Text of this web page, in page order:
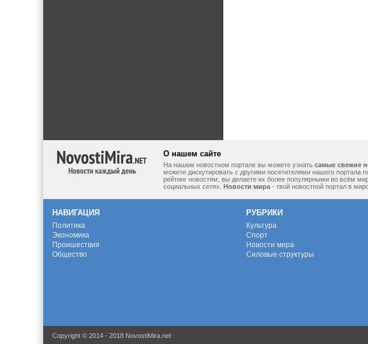
О нашем сайте
На нашем новостном портале вы можете узнать самые свежие
можете дискутировать с другими посетителями нашего
рейтинг новостям, вы делаете их более популярными во всём
социальных сетях. Новости мира - твой новостной портал в
НАВИГАЦИЯ
Политика
Экономика
Проишествия
Общество
РУБРИКИ
Культура
Спорт
Новости мира
Силовые структуры
Copyright © 2014 - 2018 NovostiMira.net